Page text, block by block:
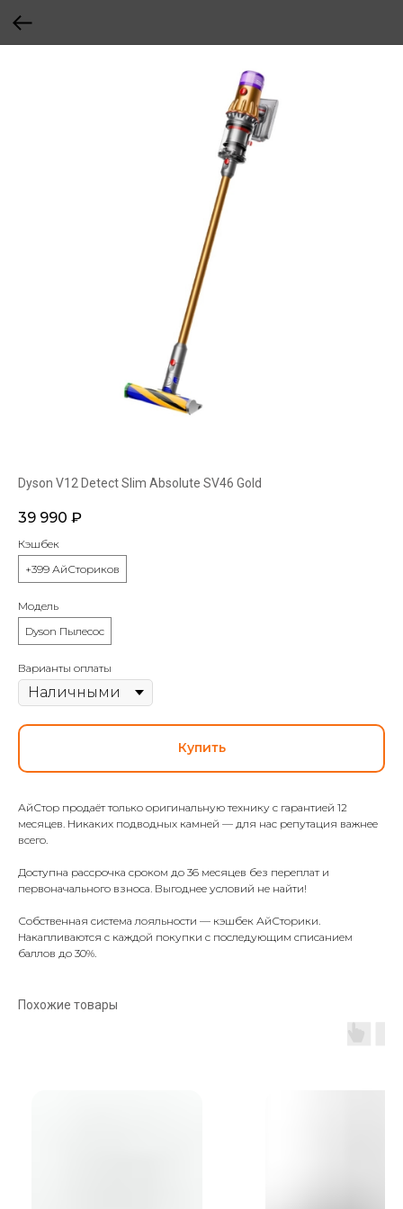
Dyson V12 Detect Slim Absolute SV46 Gold
39 990 ₽
Кэшбек
+399 АйСториков
Модель
Dyson Пылесос
Варианты оплаты
Купить
АйСтор продаёт только оригинальную технику с гарантией 12
месяцев. Никаких подводных камней — для нас репутация важнее
всего.
Доступна рассрочка сроком до 36 месяцев без переплат и
первоначального взноса. Выгоднее условий не найти!
Собственная система лояльности — кэшбек АйСторики.
Накапливаются с каждой покупки с последующим списанием
баллов до 30%.
Похожие товары